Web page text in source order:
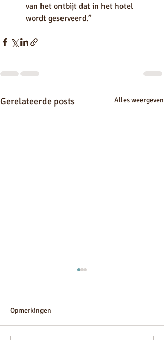
van het ontbijt dat in het hotel
wordt geserveerd.”
Gerelateerde posts Alles weergeven
droomvilla
Opmerkingen